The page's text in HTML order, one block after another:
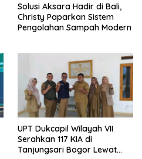
Solusi Aksara Hadir di Bali,
Christy Paparkan Sistem
Pengolahan Sampah Modern
UPT Dukcapil Wilayah VII
Serahkan 117 KIA di
Tanjungsari Bogor Lewat